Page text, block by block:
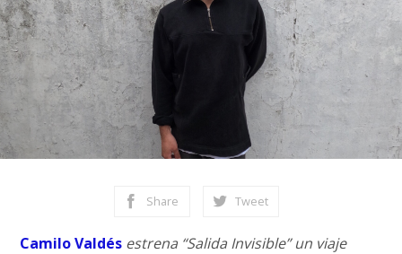
Share Tweet
Camilo Valdés estrena “Salida Invisible” un viaje